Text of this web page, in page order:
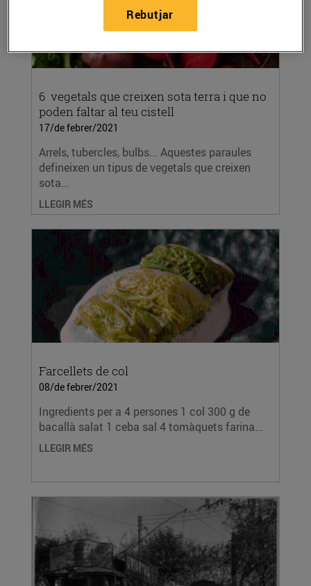
6 vegetals que creixen sota terra i que no
poden faltar al teu cistell
17/de febrer/2021
Arrels, tubercles, bulbs... Aquestes paraules
defineixen un tipus de vegetals que creixen
sota...
LLEGIR MÉS
Farcellets de col
08/de febrer/2021
Ingredients per a 4 persones 1 col 300 g de
bacallà salat 1 ceba sal 4 tomàquets farina...
LLEGIR MÉS
Rebutjar